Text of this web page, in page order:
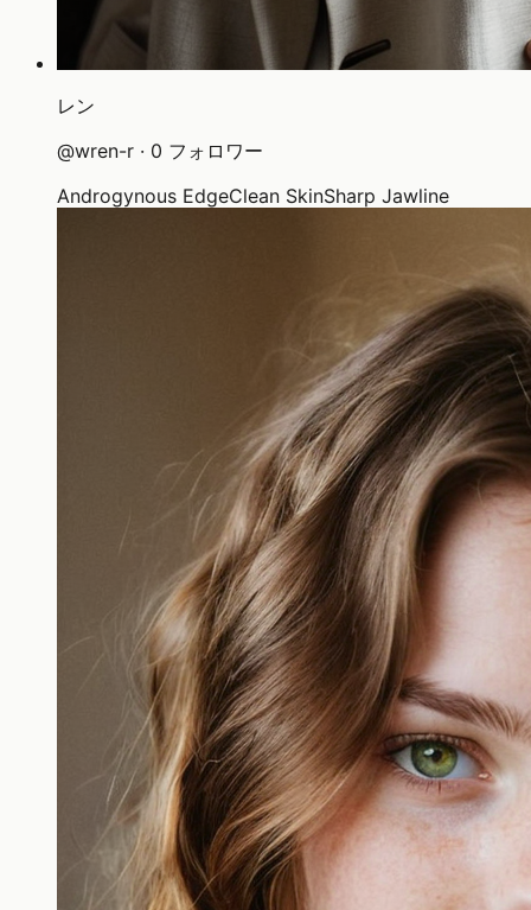
レン
@wren-r · 0 フォロワー
Androgynous EdgeClean SkinSharp Jawline